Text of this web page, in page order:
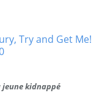
kidnappé